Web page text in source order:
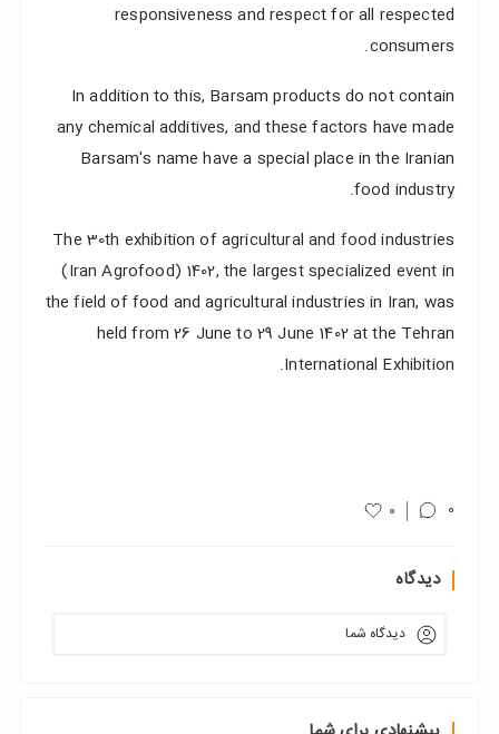
responsiveness and respect for all respected
consumers.
In addition to this, Barsam products do not contain
any chemical additives, and these factors have made
Barsam's name have a special place in the Iranian
food industry.
The 30th exhibition of agricultural and food industries
(Iran Agrofood) 1402, the largest specialized event in
the field of food and agricultural industries in Iran, was
held from 26 June to 29 June 1402 at the Tehran
International Exhibition.
0
0
دیدگاه
دیدگاه شما